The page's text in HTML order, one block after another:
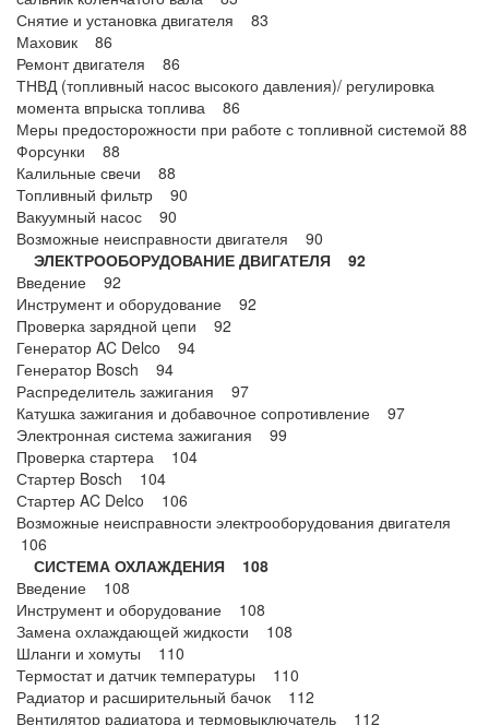
Снятие и установка двигателя 83
Маховик 86
Ремонт двигателя 86
ТНВД (топливный насос высокого давления)/ регулировка
момента впрыска топлива 86
Меры предосторожности при работе с топливной системой 88
Форсунки 88
Калильные свечи 88
Топливный фильтр 90
Вакуумный насос 90
Возможные неисправности двигателя 90
ЭЛЕКТРООБОРУДОВАНИЕ ДВИГАТЕЛЯ 92
Введение 92
Инструмент и оборудование 92
Проверка зарядной цепи 92
Генератор AC Delco 94
Генератор Bosch 94
Распределитель зажигания 97
Катушка зажигания и добавочное сопротивление 97
Электронная система зажигания 99
Проверка стартера 104
Стартер Bosch 104
Стартер AC Delco 106
Возможные неисправности электрооборудования двигателя
106
СИСТЕМА ОХЛАЖДЕНИЯ 108
Введение 108
Инструмент и оборудование 108
Замена охлаждающей жидкости 108
Шланги и хомуты 110
Термостат и датчик температуры 110
Радиатор и расширительный бачок 112
Вентилятор радиатора и термовыключатель 112